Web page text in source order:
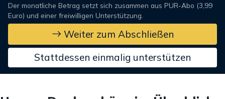
Der monatliche Betrag setzt sich zusammen aus PUR-Abo (3,99
Euro) und einer freiwilligen Unterstützung.
Weiter zum Abschließen
Stattdessen einmalig unterstützen